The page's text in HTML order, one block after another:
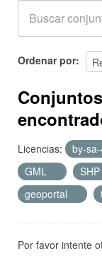
Acerca de
Ordenar por
Licencias: by-
GML
SHP
geoportal
Por favor intente